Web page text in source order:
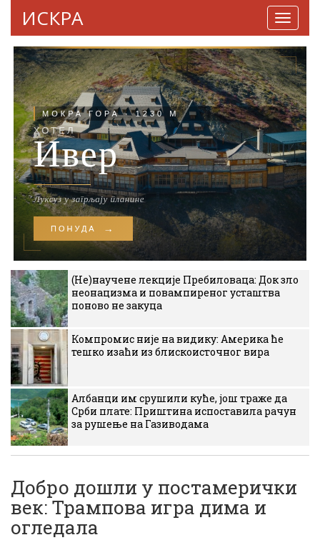
ИСКРА
(Не)научене лекције Пребиловаца: Док зло
неонацизма и повампиреног усташтва
поново не закуца
Компромис није на видику: Америка ће
тешко изаћи из блискоисточног вира
Албанци им срушили куће, још траже да
Срби плате: Приштина испоставила рачун
за рушење на Газиводама
Добро дошли у постамерички
век: Трампова игра дима и
огледала